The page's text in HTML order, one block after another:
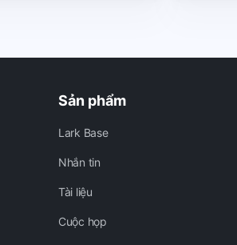
Sản phẩm
Lark Base
Nhắn tin
Tài liệu
Cuộc họp